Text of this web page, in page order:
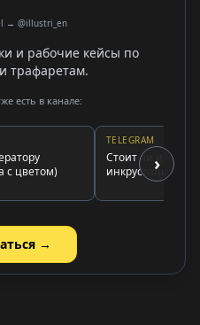
→ @illustri_en
и рабочие кейсы по
трафаретам.
есть в канале:
TELEGRAM
Стоит ли идти в
инкрустации?
›
→